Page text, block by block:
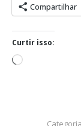
Compartilhar
Curtir isso:
Carregando...